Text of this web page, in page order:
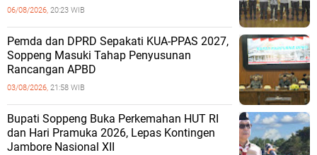
06/08/2026, 20:23 WIB
Pemda dan DPRD Sepakati KUA-PPAS 2027,
Soppeng Masuki Tahap Penyusunan
Rancangan APBD
03/08/2026, 21:58 WIB
Bupati Soppeng Buka Perkemahan HUT RI
dan Hari Pramuka 2026, Lepas Kontingen
Jambore Nasional XII